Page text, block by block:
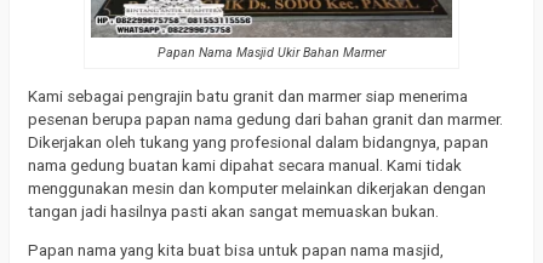
Papan Nama Masjid Ukir Bahan Marmer
Kami sebagai pengrajin batu granit dan marmer siap menerima
pesenan berupa papan nama gedung dari bahan granit dan marmer.
Dikerjakan oleh tukang yang profesional dalam bidangnya, papan
nama gedung buatan kami dipahat secara manual. Kami tidak
menggunakan mesin dan komputer melainkan dikerjakan dengan
tangan jadi hasilnya pasti akan sangat memuaskan bukan.
Papan nama yang kita buat bisa untuk papan nama masjid,